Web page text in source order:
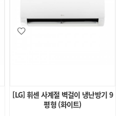
[LG] 휘센 사계절 벽걸이 냉난방기 9
평형 (화이트)